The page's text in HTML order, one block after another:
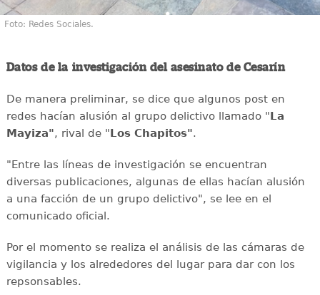
Foto: Redes Sociales.
Datos de la investigación del asesinato de Cesarín
De manera preliminar, se dice que algunos post en
redes hacían alusión al grupo delictivo llamado "La
Mayiza", rival de "Los Chapitos".
"Entre las líneas de investigación se encuentran
diversas publicaciones, algunas de ellas hacían alusión
a una facción de un grupo delictivo", se lee en el
comunicado oficial.
Por el momento se realiza el análisis de las cámaras de
vigilancia y los alrededores del lugar para dar con los
repsonsables.